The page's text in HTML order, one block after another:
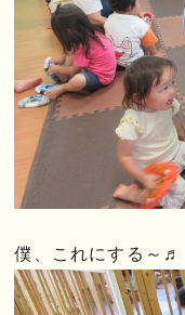
僕、これにする～♬